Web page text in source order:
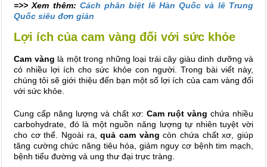
=>> Xem thêm: Cách phân biệt lê Hàn Quốc và lê Trung
Quốc siêu đơn giản
Lợi ích của cam vàng đối với sức khỏe
Cam vàng là một trong những loại trái cây giàu dinh dưỡng và
có nhiều lợi ích cho sức khỏe con người. Trong bài viết này,
chúng tôi sẽ giới thiệu đến bạn một số lợi ích của cam vàng đối
với sức khỏe.
Cung cấp năng lượng và chất xơ: Cam ruột vàng chứa nhiều
carbohydrate, đó là một nguồn năng lượng tự nhiên tuyệt vời
cho cơ thể. Ngoài ra,quả cam vàng còn chứa chất xơ, giúp
tăng cường chức năng tiêu hóa, giảm nguy cơ bệnh tim mạch,
bệnh tiểu đường và ung thư đại trực tràng.